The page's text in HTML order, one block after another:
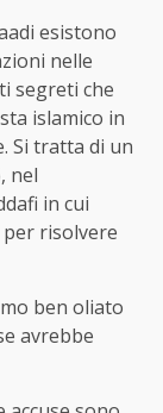
esistono
nelle
segreti che
islamico in
Si tratta di un
nel
in cui
risolvere
ben oliato
avrebbe